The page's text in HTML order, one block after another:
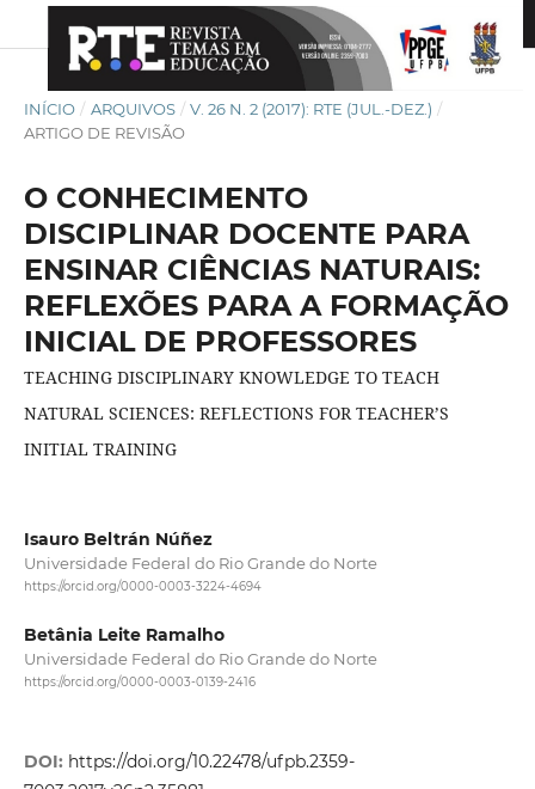
INÍCIO / ARQUIVOS / V. 26 N. 2 (2017): RTE (JUL.-DEZ.) /
ARTIGO DE REVISÃO
O CONHECIMENTO
DISCIPLINAR DOCENTE PARA
ENSINAR CIÊNCIAS NATURAIS:
REFLEXÕES PARA A FORMAÇÃO
INICIAL DE PROFESSORES
TEACHING DISCIPLINARY KNOWLEDGE TO TEACH
NATURAL SCIENCES: REFLECTIONS FOR TEACHER’S
INITIAL TRAINING
Isauro Beltrán Núñez
Universidade Federal do Rio Grande do Norte
https://orcid.org/0000-0003-3224-4694
Betânia Leite Ramalho
Universidade Federal do Rio Grande do Norte
https://orcid.org/0000-0003-0139-2416
DOI: https://doi.org/10.22478/ufpb.2359-